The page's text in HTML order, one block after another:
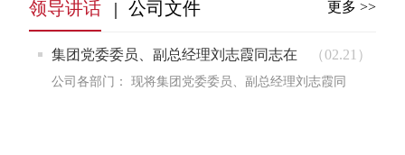
领导讲话 公司文件 更多 >>
集团党委委员、副总经理刘志霞同志在
公司考核会议上的讲话
（02.21）
公司各部门： 现将集团党委委员、副总经理刘志霞同